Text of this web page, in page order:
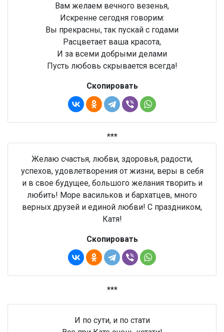
Вам желаем вечного везенья,
Искренне сегодня говорим:
Вы прекрасны, так пускай с годами
Расцветает ваша красота,
И за всеми добрыми делами
Пусть любовь скрывается всегда!
Скопировать
***
Желаю счастья, любви, здоровья, радости,
успехов, удовлетворения от жизни, веры в себя
и в свое будущее, большого желания творить и
любить! Море васильков и бархатцев, много
верных друзей и единой любви! С праздником,
Катя!
Скопировать
***
И по сути, и по стати